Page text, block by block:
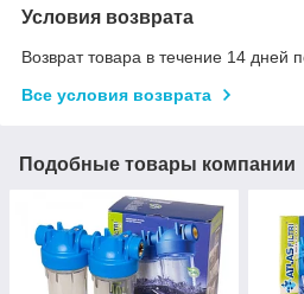
Условия возврата
Возврат товара в течение 14 дней
Все условия возврата
Подобные товары компании